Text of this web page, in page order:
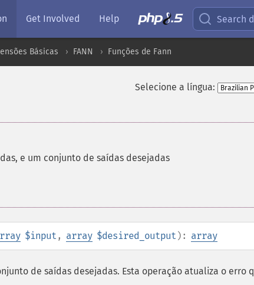
Get Involved Help Search
Básicas FANN Funções de Fann
Selecione a língua:
e um conjunto de saídas desejadas
$input , array $desired_output ): array
de saídas desejadas. Esta operação atualiza o erro